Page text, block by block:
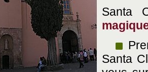
Santa
Santa